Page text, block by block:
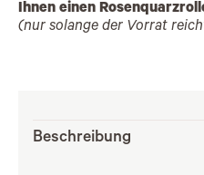
Ihnen einen
(nur solange der Vorrat
Beschreibung